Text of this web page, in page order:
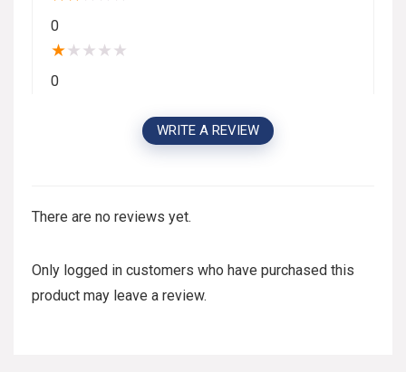
0
★★ ★ ★ ★
0
WRITE A REVIEW
There are no reviews yet.
Only logged in customers who have purchased this
product may leave a review.